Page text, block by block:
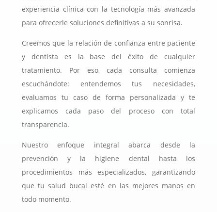
experiencia clínica con la tecnología más avanzada
para ofrecerle soluciones definitivas a su sonrisa.
Creemos que la relación de confianza entre paciente
y dentista es la base del éxito de cualquier
tratamiento. Por eso, cada consulta comienza
escuchándote: entendemos tus necesidades,
evaluamos tu caso de forma personalizada y te
explicamos cada paso del proceso con total
transparencia.
Nuestro enfoque integral abarca desde la
prevención y la higiene dental hasta los
procedimientos más especializados, garantizando
que tu salud bucal esté en las mejores manos en
todo momento.